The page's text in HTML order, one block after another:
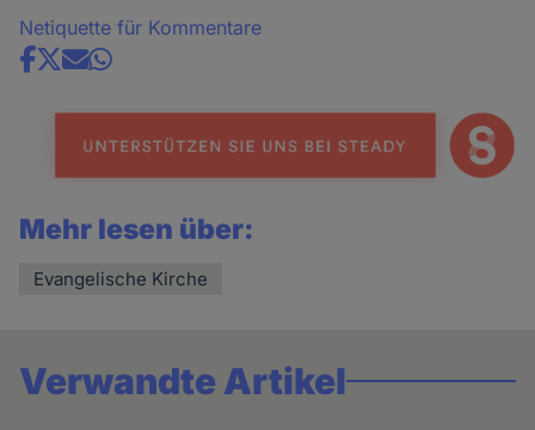
Netiquette für Kommentare
Share
news
Mehr lesen über:
Evangelische Kirche
Verwandte Artikel